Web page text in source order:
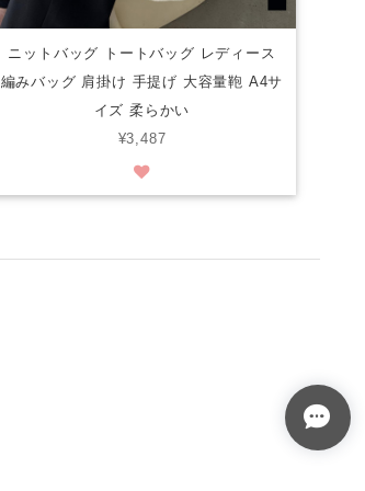
ニットバッグ トートバッグ レディース
編みバッグ 肩掛け 手提げ 大容量鞄 A4サ
イズ 柔らかい
¥3,487